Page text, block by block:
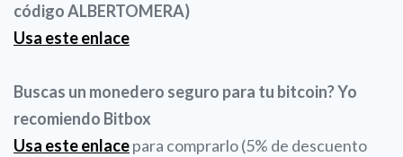
código ALBERTOMERA)
Usa este enlace
Buscas un monedero seguro para tu bitcoin? Yo
recomiendo Bitbox
Usa este enlacepara comprarlo (5% de descuento